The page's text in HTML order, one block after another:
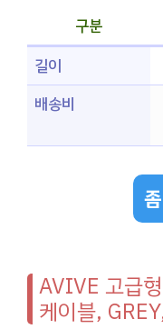
구분
길이
배송비
AVIVE 고급
케이블,